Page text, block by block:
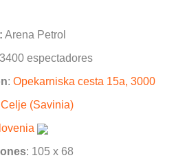
Arena Petrol
espectadores
:Opekarniska cesta 15a, 3000
Celje (Savinia)
: 105 x 68